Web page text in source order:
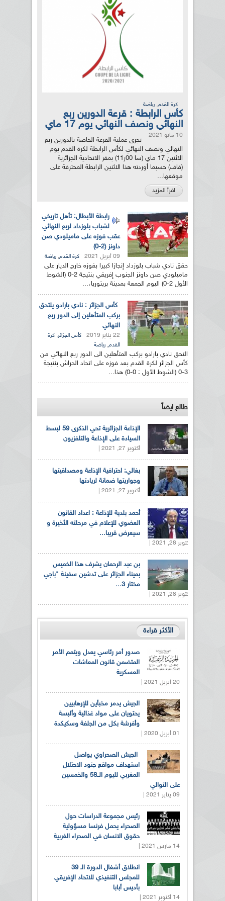
كرة القدم, رياضة
كأس الرابطة : قرعة الدورين ربع
النهائي ونصف النهائي يوم 17 ماي
10 مايو 2021
تجرى عملية القرعة الخاصة بالدورين ربع
النهائي ونصف النهائي لكأس الرابطة لكرة القدم يوم
الاثنين 17 ماي (سا 00ر11) بمقر الاتحادية الجزائرية
(فاف) حسبما أوردته هذا الاثنين الرابطة المحترفة على
موقعها...
اقرأ المزيد
رابطة الأبطال: تأهل تاريخي
لشباب بلوزداد لربع النهائي
عقب فوزه على ماميلودي صن
داونز (2-0)
09 أبريل 2021 كرة القدم, رياضة
حقق نادي شباب بلوزداد إنجازا كبيرا بفوزه خارج الديار على
ماميلودي صن داونز الجنوب إفريقي بنتيجة 2-0 (الشوط
الأول 2-0) اليوم الجمعة بمدينة بريتوريا،...
كأس الجزائر : نادي بارادو يلتحق
بركب المتأهلين إلى الدور ربع
النهائي
22 يناير 2019 كأس الجزائر, كرة
القدم, رياضة
التحق نادي بارادو بركب المتأهلين الى الدور ربع النهائي من
كأس الجزائر لكرة القدم بعد فوزه على اتحاد الحراش بنتيجة
3-0 (الشوط الأول : 0-0) هذا...
طالع ايضاً
الإذاعة الجزائرية تحي الذكرى 59 لبسط
السيادة على الإذاعة والتلفزيون
أكتوبر 27, 2021 |
بغالي: احترافية الإذاعة ومصداقيتها
وجواريتها ضمانة لريادتها
أكتوبر 27, 2021 |
أحمد بلدية للإذاعة : اعداد القانون
العضوي للإعلام في مرحلته الأخيرة و
سيعرض قريبا...
أكتوبر 28, 2021 |
بن عبد الرحمان يشرف هذا الخميس
بميناء الجزائر على تدشين سفينة "باجي
مختار 3...
أكتوبر 28, 2021 |
الأكثر قراءة
صدور أمر رئاسي يعدل ويتمم الأمر
المتضمن قانون المعاشات
العسكرية
20 أبريل 2021 |
الجيش يدمر مخبأين للإرهابيين
يحتويان على مواد غذائية وألبسة
وأفرشة بكل من الجلفة وسكيكدة
01 أبريل 2020 |
الجيش الصحراوي يواصل
استهداف مواقع جنود الاحتلال
المغربي لليوم الــ58 والخمسين
على التوالي
09 يناير 2021 |
رئيس مجموعة الدراسات حول
الصحراء يحمل فرنسا مسؤولية
حقوق الانسان في الصحراء الغربية
14 مارس 2021 |
انطلاق أشغال الدورة الـ 39
للمجلس التنفيذي للاتحاد الإفريقي
بأديس أبابا
14 أكتوبر 2021 |